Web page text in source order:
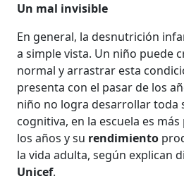
Un mal invisible
En general, la desnutrición
a simple vista. Un niño puede
normal y arrastrar esta
presenta con el pasar de los
niño no logra desarrollar toda
cognitiva, en la escuela es
los años y su rendimiento
la vida adulta, según explican
Unicef.